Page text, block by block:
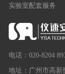
实验室配套服务
电话：020-8204
地址：广州市高新